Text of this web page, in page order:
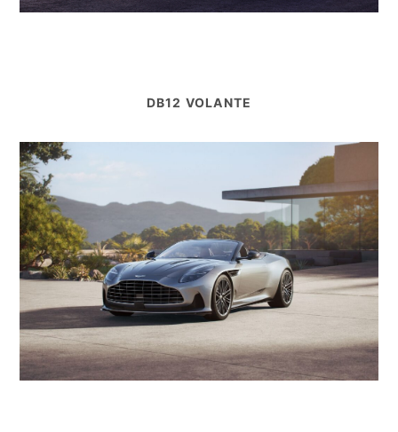
DB12 VOLANTE